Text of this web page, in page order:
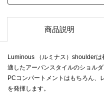
商品説明
Luminous （ルミナス）shoulder
適したアーバンスタイルのショルダ
PCコンパートメントはもちろん、
を発揮します。